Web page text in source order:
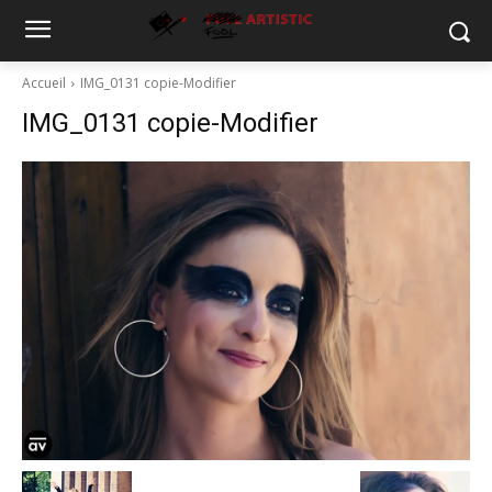
Accueil IMG_0131 copie-Modifier
IMG_0131 copie-Modifier